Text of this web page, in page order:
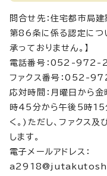
問合せ先：住宅都市局
第86条に係る認定につ
承っておりません。】
電話番号：052-972-
ファクス番号：052-
応対時間：月曜日から
時45分から午後5時15
く。)ただし、ファクス
します。
電子メールアドレス：